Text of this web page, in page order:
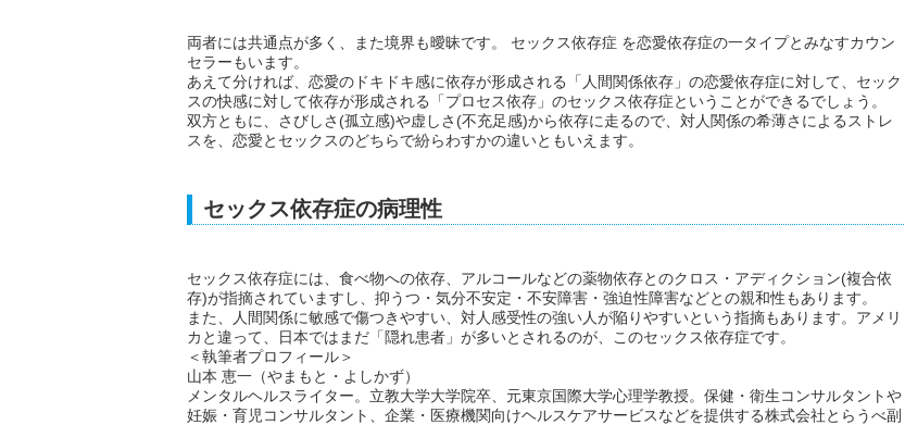
両者には共通点が多く、また境界も曖昧です。 セックス依存症 を恋愛依存症の一タイプとみなすカウン
セラーもいます。
あえて分ければ、恋愛のドキドキ感に依存が形成される「人間関係依存」の恋愛依存症に対して、セック
スの快感に対して依存が形成される「プロセス依存」のセックス依存症ということができるでしょう。
双方ともに、さびしさ(孤立感)や虚しさ(不充足感)から依存に走るので、対人関係の希薄さによるストレ
スを、恋愛とセックスのどちらで紛らわすかの違いともいえます。
セックス依存症の病理性
セックス依存症には、食べ物への依存、アルコールなどの薬物依存とのクロス・アディクション(複合依
存)が指摘されていますし、抑うつ・気分不安定・不安障害・強迫性障害などとの親和性もあります。
また、人間関係に敏感で傷つきやすい、対人感受性の強い人が陥りやすいという指摘もあります。アメリ
カと違って、日本ではまだ「隠れ患者」が多いとされるのが、このセックス依存症です。
＜執筆者プロフィール＞
山本 恵一（やまもと・よしかず）
メンタルヘルスライター。立教大学大学院卒、元東京国際大学心理学教授。保健・衛生コンサルタントや
妊娠・育児コンサルタント、企業・医療機関向けヘルスケアサービスなどを提供する株式会社とらうべ副